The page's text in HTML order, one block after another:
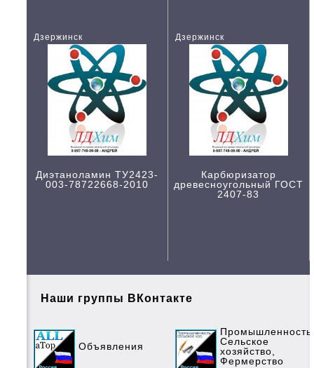
Дзержинск
Диэтаноламин ТУ2423-
003-78722668-2010
Дзержинск
Карбюризатор
древесноугольный ГОСТ
2407-83
Наши группы ВКонтакте
Объявления
Сельское
хозяйство,
Фермерство